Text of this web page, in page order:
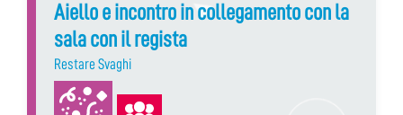
Aiello e incontro in collegamento con la
sala con il regista
Restare Svaghi